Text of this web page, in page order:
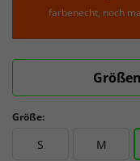
farbenecht, noch
Größe:
S M